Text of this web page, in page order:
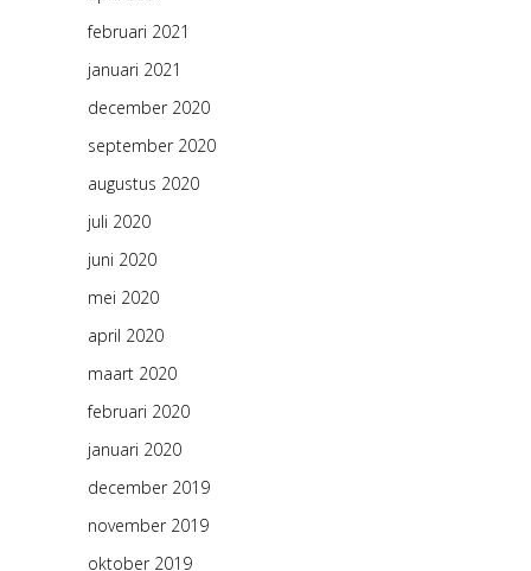
februari 2021
januari 2021
december 2020
september 2020
augustus 2020
juli 2020
juni 2020
mei 2020
april 2020
maart 2020
februari 2020
januari 2020
december 2019
november 2019
oktober 2019